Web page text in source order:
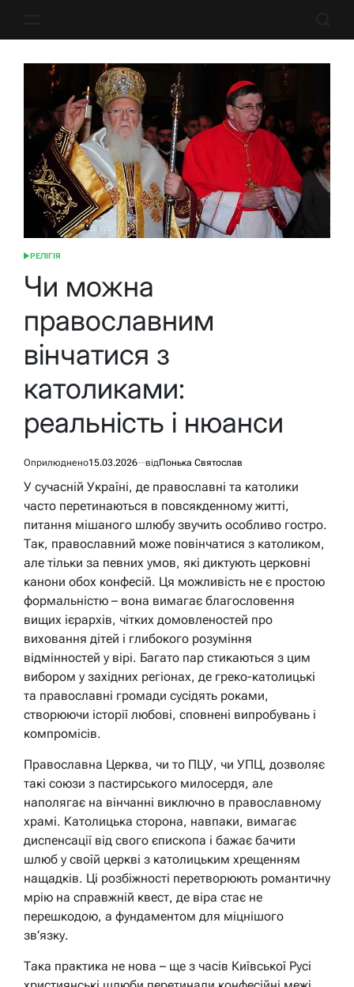
ОПУБЛІКУВАТИ
РЕЛІГІЯ
Чи можна
православним
вінчатися з
католиками:
реальність і нюанси
Оприлюднено15.03.2026 відПонька Святослав
У сучасній Україні, де православні та католики
часто перетинаються в повсякденному житті,
питання мішаного шлюбу звучить особливо гостро.
Так, православний може повінчатися з католиком,
але тільки за певних умов, які диктують церковні
канони обох конфесій. Ця можливість не є простою
формальністю – вона вимагає благословення
вищих ієрархів, чітких домовленостей про
виховання дітей і глибокого розуміння
відмінностей у вірі. Багато пар стикаються з цим
вибором у західних регіонах, де греко-католицькі
та православні громади сусідять роками,
створюючи історії любові, сповнені випробувань і
компромісів.
Православна Церква, чи то ПЦУ, чи УПЦ, дозволяє
такі союзи з пастирського милосердя, але
наполягає на вінчанні виключно в православному
храмі. Католицька сторона, навпаки, вимагає
диспенсації від свого єпископа і бажає бачити
шлюб у своїй церкві з католицьким хрещенням
нащадків. Ці розбіжності перетворюють романтичну
мрію на справжній квест, де віра стає не
перешкодою, а фундаментом для міцнішого
зв’язку.
Така практика не нова – ще з часів Київської Русі